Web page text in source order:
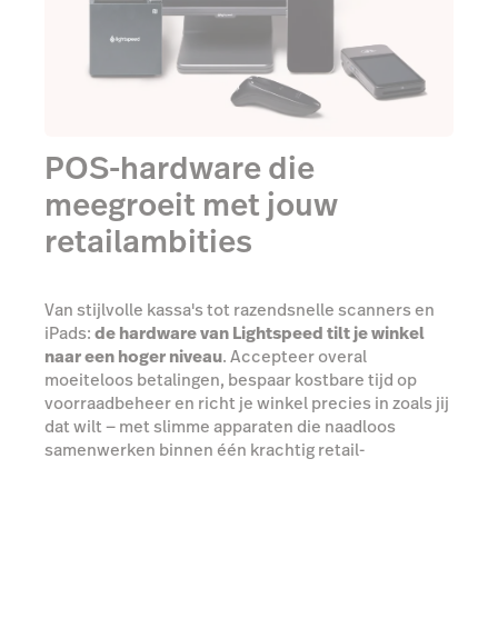
POS-hardware die
meegroeit met jouw
retailambities
Van stijlvolle kassa's tot razendsnelle scanners en
iPads:de hardware van Lightspeed tilt je winkel
naar een hoger niveau. Accepteer overal
moeiteloos betalingen, bespaar kostbare tijd op
voorraadbeheer en richt je winkel precies in zoals jij
dat wilt — met slimme apparaten die naadloos
samenwerken binnen één krachtig retail-